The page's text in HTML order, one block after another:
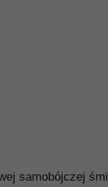
samobójczej